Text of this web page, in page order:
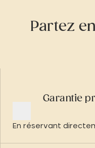
Partez
Garantie
En réservant